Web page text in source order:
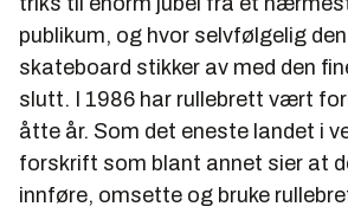
publikum, og hvor selvfølgelig
skateboard stikker av med den
slutt. I 1986 har rullebrett vært
åtte år. Som det eneste landet i
forskrift som blant annet sier at
innføre, omsette og bruke